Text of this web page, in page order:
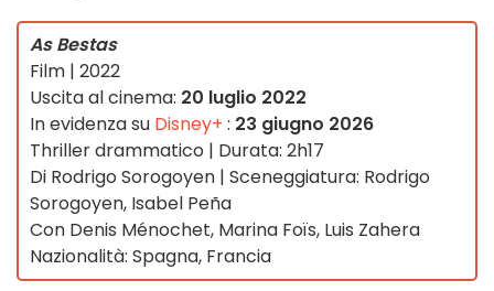
As Bestas
Film | 2022
Uscita al cinema: 20 luglio 2022
In evidenza su Disney+ : 23 giugno 2026
Thriller drammatico | Durata: 2h17
Di Rodrigo Sorogoyen | Sceneggiatura: Rodrigo
Sorogoyen, Isabel Peña
Con Denis Ménochet, Marina Foïs, Luis Zahera
Nazionalità: Spagna, Francia